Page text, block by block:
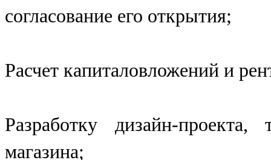
согласование его открытия;
Расчет капиталовложений и
Разработку дизайн-проекта,
магазина;